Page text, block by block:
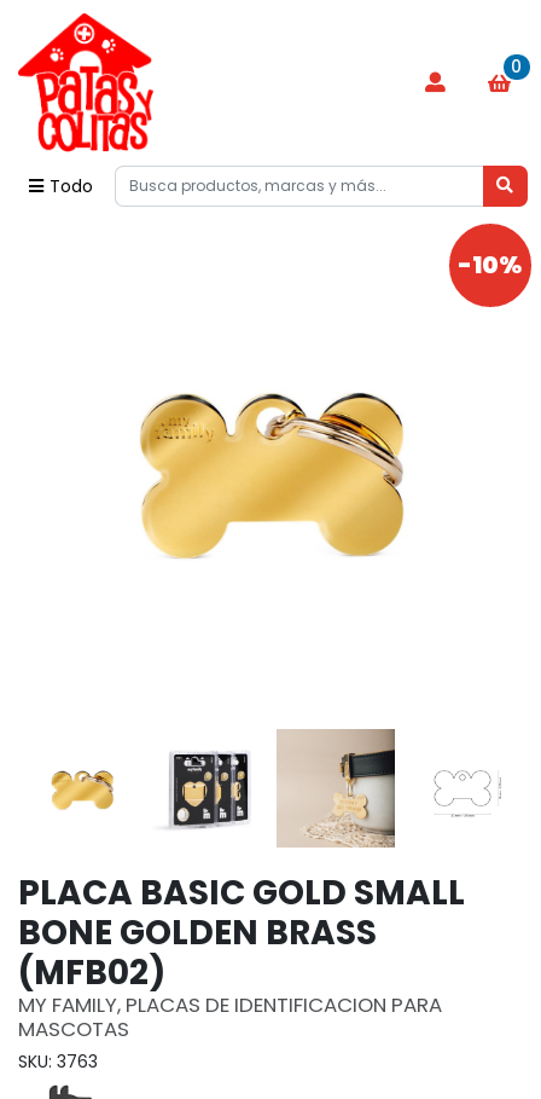
Todo
0
-10%
PLACA BASIC GOLD SMALL
BONE GOLDEN BRASS
(MFB02)
MY FAMILY, PLACAS DE IDENTIFICACION PARA
MASCOTAS
SKU: 3763